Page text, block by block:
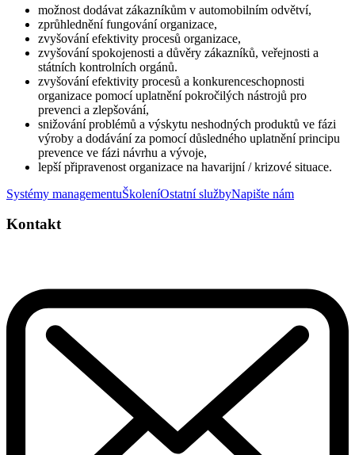
možnost dodávat zákazníkům v automobilním odvětví,
zprůhlednění fungování organizace,
zvyšování efektivity procesů organizace,
zvyšování spokojenosti a důvěry zákazníků, veřejnosti a
státních kontrolních orgánů.
zvyšování efektivity procesů a konkurenceschopnosti
organizace pomocí uplatnění pokročilých nástrojů pro
prevenci a zlepšování,
snižování problémů a výskytu neshodných produktů ve fázi
výroby a dodávání za pomocí důsledného uplatnění principu
prevence ve fázi návrhu a vývoje,
lepší připravenost organizace na havarijní / krizové situace.
Systémy managementuŠkoleníOstatní službyNapište nám
Kontakt